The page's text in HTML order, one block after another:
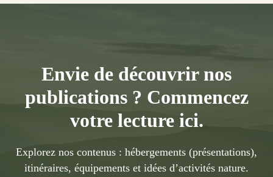
Envie de découvrir nos
publications ? Commencez
votre lecture ici.
Explorez nos contenus : hébergements (présentations),
itinéraires, équipements et idées d’activités nature.